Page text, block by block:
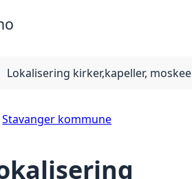
Lokalisering kirker,kapeller,
Stavanger kommune